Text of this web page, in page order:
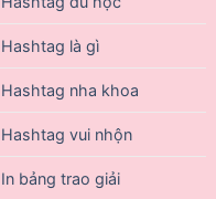
Hashtag là gì
Hashtag nha khoa
Hashtag vui nhộn
In bảng trao giải